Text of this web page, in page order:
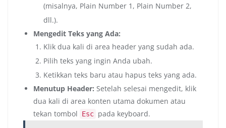
(misalnya, Plain Number 1, Plain Number 2,
dll.).
Mengedit Teks yang Ada:
Klik dua kali di area header yang sudah ada.
Pilih teks yang ingin Anda ubah.
Ketikkan teks baru atau hapus teks yang ada.
Menutup Header: Setelah selesai mengedit, klik
dua kali di area konten utama dokumen atau
tekan tombol
Esc pada keyboard.